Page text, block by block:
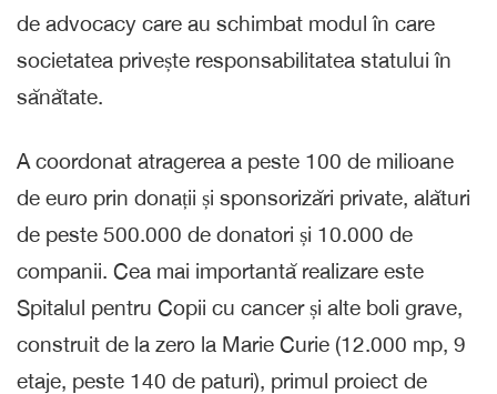
de advocacy care au schimbat modul în care
societatea privește responsabilitatea statului în
sănătate.
A coordonat atragerea a peste 100 de milioane
de euro prin donații și sponsorizări private, alături
de peste 500.000 de donatori și 10.000 de
companii. Cea mai importantă realizare este
Spitalul pentru Copii cu cancer și alte boli grave,
construit de la zero la Marie Curie (12.000 mp, 9
etaje, peste 140 de paturi), primul proiect de